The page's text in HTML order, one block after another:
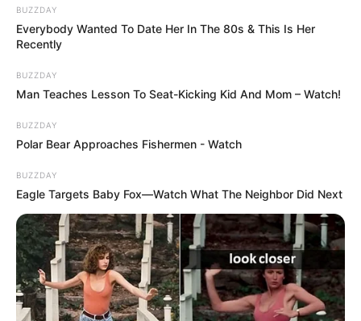
BUZZDAY
Everybody Wanted To Date Her In The 80s & This Is Her
Recently
BUZZDAY
Man Teaches Lesson To Seat-Kicking Kid And Mom – Watch!
BUZZDAY
Polar Bear Approaches Fishermen - Watch
BUZZDAY
Eagle Targets Baby Fox—Watch What The Neighbor Did Next